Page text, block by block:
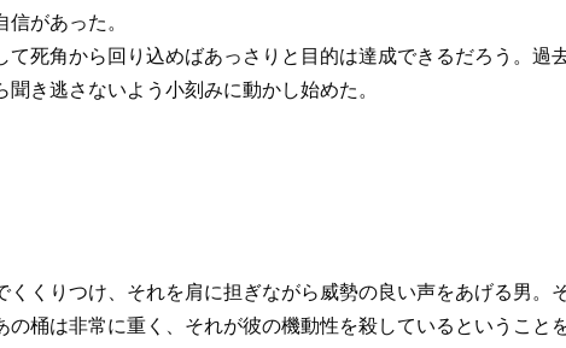
があった。
死角から回り込めばあっさりと目的は達成できるだろう。過
き逃さないよう小刻みに動かし始めた。
くりつけ、それを肩に担ぎながら威勢の良い声をあげる男。
桶は非常に重く、それが彼の機動性を殺しているということ